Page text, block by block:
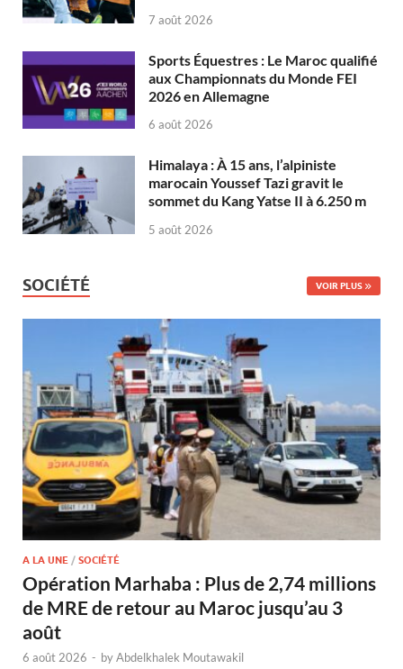
7 août 2026
Sports Équestres : Le Maroc qualifié
aux Championnats du Monde FEI
2026 en Allemagne
6 août 2026
Himalaya : À 15 ans, l’alpiniste
marocain Youssef Tazi gravit le
sommet du Kang Yatse II à 6.250 m
5 août 2026
SOCIÉTÉ VOIR PLUS
A LA UNE / SOCIÉTÉ
Opération Marhaba : Plus de 2,74 millions
de MRE de retour au Maroc jusqu’au 3
août
6 août 2026 - byAbdelkhalek Moutawakil